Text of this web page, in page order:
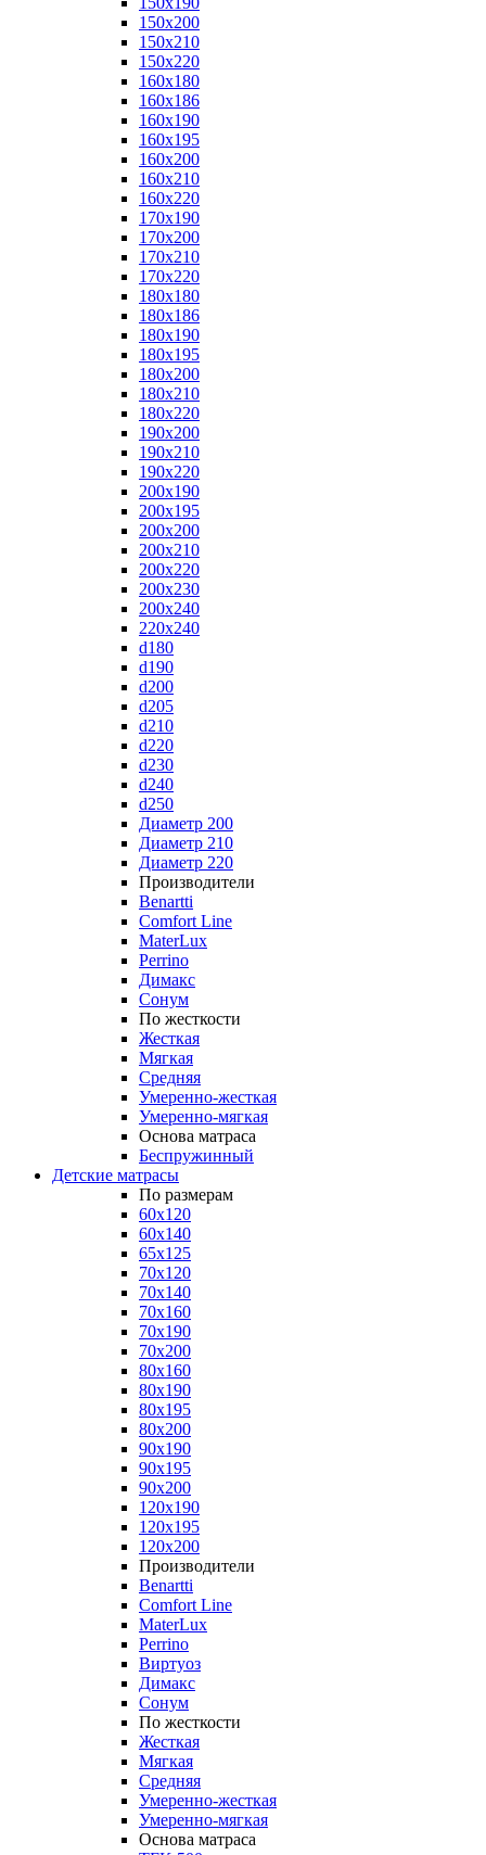
150x200
150x210
150x220
160x180
160x186
160x190
160x195
160x200
160x210
160x220
170x190
170x200
170x210
170x220
180x180
180x186
180x190
180x195
180x200
180x210
180x220
190x200
190x210
190x220
200x190
200x195
200x200
200x210
200x220
200x230
200x240
220x240
d180
d190
d200
d205
d210
d220
d230
d240
d250
Диаметр 200
Диаметр 210
Диаметр 220
Производители
Benartti
Comfort Line
MaterLux
Perrino
Димакс
Сонум
По жесткости
Жесткая
Мягкая
Средняя
Умеренно-жесткая
Умеренно-мягкая
Основа матраса
Беспружинный
Детские матрасы
По размерам
60x120
60x140
65x125
70x120
70x140
70x160
70x190
70x200
80x160
80x190
80x195
80x200
90x190
90x195
90x200
120x190
120x195
120x200
Производители
Benartti
Comfort Line
MaterLux
Perrino
Виртуоз
Димакс
Сонум
По жесткости
Жесткая
Мягкая
Средняя
Умеренно-жесткая
Умеренно-мягкая
Основа матраса